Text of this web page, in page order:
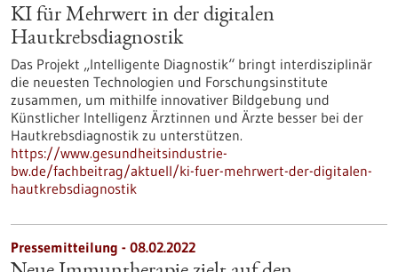
KI für Mehrwert in der digitalen
Hautkrebsdiagnostik
Das Projekt „Intelligente Diagnostik“ bringt interdisziplinär
die neuesten Technologien und Forschungsinstitute
zusammen, um mithilfe innovativer Bildgebung und
Künstlicher Intelligenz Ärztinnen und Ärzte besser bei der
Hautkrebsdiagnostik zu unterstützen.
https://www.gesundheitsindustrie-
bw.de/fachbeitrag/aktuell/ki-fuer-mehrwert-der-digitalen-
hautkrebsdiagnostik
Pressemitteilung - 08.02.2022